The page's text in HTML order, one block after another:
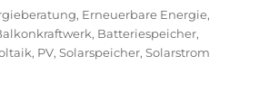
, Erneuerbare Energie,
, Batteriespeicher,
, PV,Solarspeicher,Solarstrom